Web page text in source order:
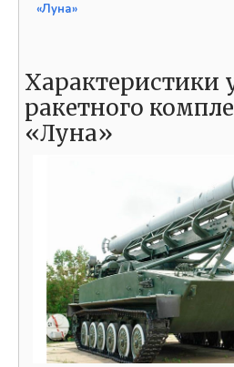
«Луна»
Характеристики
ракетного
«Луна»